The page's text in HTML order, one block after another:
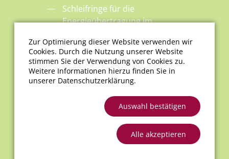
Schleifringe für die
Energieübertragung im
Schutzart: IP55
(standardmäßig) bis IP65,
höhere Schutzarten auf
Anfrage
Hohe Verschleißfestigkeit und
Vibrationsfestigkeit
Für Dauerbetrieb und hohe
Dynamik geeignet
Zur Optimierung dieser Website verwenden wir
Cookies. Durch die Nutzung unserer Website
stimmen Sie der Verwendung von Cookies zu.
Weitere Informationen hierzu finden Sie in
unserer Datenschutzerklärung.
Auswahl bestätigen
Alle akzeptieren